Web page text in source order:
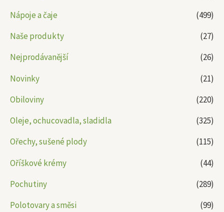
Nápoje a čaje
(499)
Naše produkty
(27)
Nejprodávanější
(26)
Novinky
(21)
Obiloviny
(220)
Oleje, ochucovadla, sladidla
(325)
Ořechy, sušené plody
(115)
Oříškové krémy
(44)
Pochutiny
(289)
Polotovary a směsi
(99)